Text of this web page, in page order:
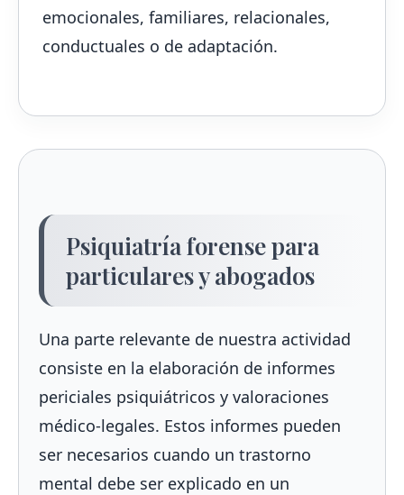
emocionales, familiares, relacionales,
conductuales o de adaptación.
Psiquiatría forense para
particulares y abogados
Una parte relevante de nuestra actividad
consiste en la elaboración de informes
periciales psiquiátricos y valoraciones
médico-legales. Estos informes pueden
ser necesarios cuando un trastorno
mental debe ser explicado en un